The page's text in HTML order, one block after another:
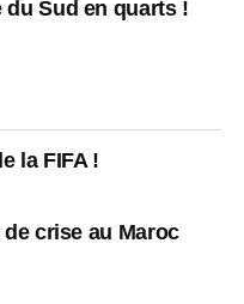
du Sud en quarts !
la FIFA !
crise au Maroc